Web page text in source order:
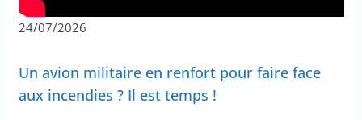
24/07/2026
Un avion militaire en renfort pour faire face
aux incendies ? Il est temps !